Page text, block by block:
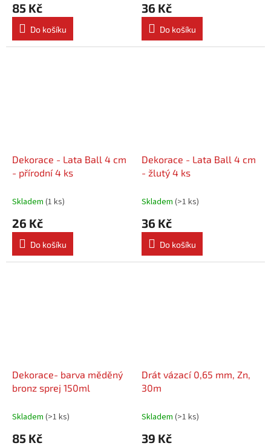
85 Kč
Do košíku
36 Kč
Do košíku
Dekorace - Lata Ball 4 cm
- přírodní 4 ks
Skladem (1 ks)
26 Kč
Do košíku
Dekorace - Lata Ball 4 cm
- žlutý 4 ks
Skladem (>1 ks)
36 Kč
Do košíku
Dekorace- barva měděný
bronz sprej 150ml
Skladem (>1 ks)
85 Kč
Drát vázací 0,65 mm, Zn,
30m
Skladem (>1 ks)
39 Kč